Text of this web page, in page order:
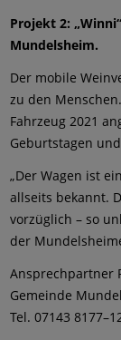
Projekt 2:
Mundelsheim.
Der mobile
zu den
Fahrzeug 2021
Geburtstagen
„Der Wagen ist
allseits bekannt.
vorzüglich – so
der
Ansprechpartner
Gemeinde
Tel. 07143